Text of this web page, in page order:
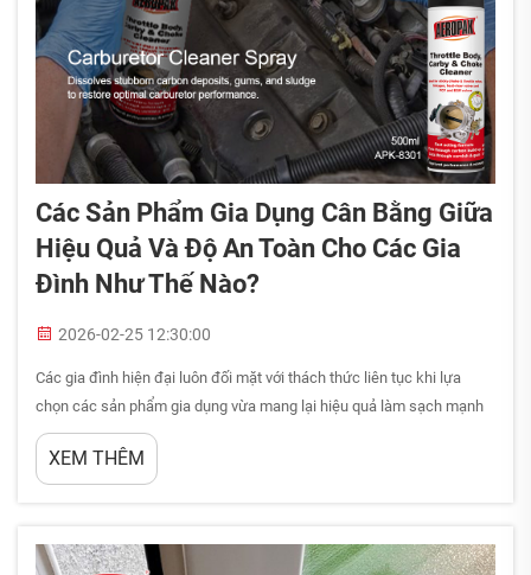
Các Sản Phẩm Gia Dụng Cân Bằng Giữa
Hiệu Quả Và Độ An Toàn Cho Các Gia
Đình Như Thế Nào?
2026-02-25 12:30:00
Các gia đình hiện đại luôn đối mặt với thách thức liên tục khi lựa
chọn các sản phẩm gia dụng vừa mang lại hiệu quả làm sạch mạnh
mẽ, vừa đáp ứng được các tiêu chuẩn an toàn cần thiết cho những
ngôi nhà có trẻ em và thú cưng. Việc cân bằng giữa hiệu quả và độ
XEM THÊM